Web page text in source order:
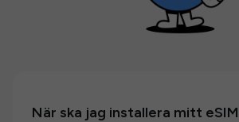
När ska jag installera mitt